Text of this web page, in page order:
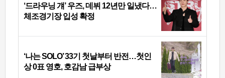
‘드라우닝 걔’ 우즈, 데뷔 12년만 일냈다…
체조경기장 입성 확정
‘나는 SOLO’ 33기 첫날부터 반전…첫인
상 0표 영호, 호감남 급부상